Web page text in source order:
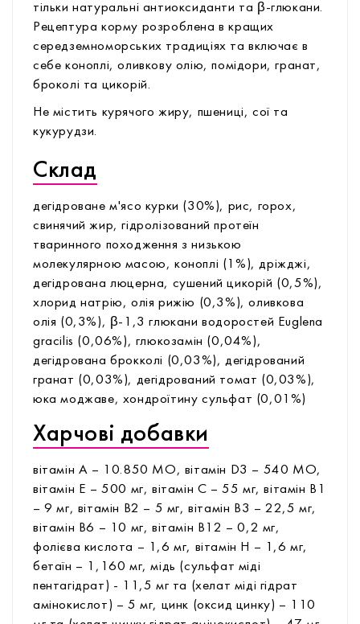
тільки натуральні антиоксиданти та β-глюкани.
Рецептура корму розроблена в кращих
середземноморських традиціях та включає в
себе коноплі, оливкову олію, помідори, гранат,
броколі та цикорій.
Не містить курячого жиру, пшениці, сої та
кукурудзи.
Склад
дегідроване м'ясо курки (30%), рис, горох,
свинячий жир, гідролізований протеїн
тваринного походження з низькою
молекулярною масою, коноплі (1%), дріжджі,
дегідрована люцерна, сушений цикорій (0,5%),
хлорид натрію, олія рижію (0,3%), оливкова
олія (0,3%), β-1,3 глюкани водоростей Euglena
gracilis (0,06%), глюкозамін (0,04%),
дегідрована брокколі (0,03%), дегідрований
гранат (0,03%), дегідрований томат (0,03%),
юка моджаве, хондроїтину сульфат (0,01%)
Харчові добавки
вітамін А – 10.850 МО, вітамін D3 – 540 МО,
вітамін Е – 500 мг, вітамін С – 55 мг, вітамін В1
– 9 мг, вітамін В2 – 5 мг, вітамін В3 – 22,5 мг,
вітамін В6 – 10 мг, вітамін В12 – 0,2 мг,
фолієва кислота – 1,6 мг, вітамін Н – 1,6 мг,
бетаїн – 1,160 мг, мідь (сульфат міді
пентагідрат) - 11,5 мг та (хелат міді гідрат
амінокислот) – 5 мг, цинк (оксид цинку) – 110